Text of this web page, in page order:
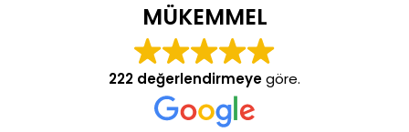
MÜKEMMEL
222 değerlendirmeyegöre.